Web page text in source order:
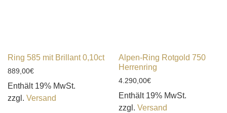
Ring 585 mit Brillant 0,10ct
889,00€
Enthält 19% MwSt.
zzgl. Versand
Alpen-Ring Rotgold 750
Herrenring
4.290,00€
Enthält 19% MwSt.
zzgl. Versand